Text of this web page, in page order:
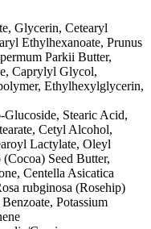
Glycerin, Cetearyl
Ethylhexanoate, Prunus
Parkii Butter,
Caprylyl Glycol,
Ethylhexylglycerin,
Glucoside, Stearic Acid,
Cetyl Alcohol,
Lactylate, Oleyl
Seed Butter,
Centella Asicatica
rubginosa (Rosehip)
Potassium